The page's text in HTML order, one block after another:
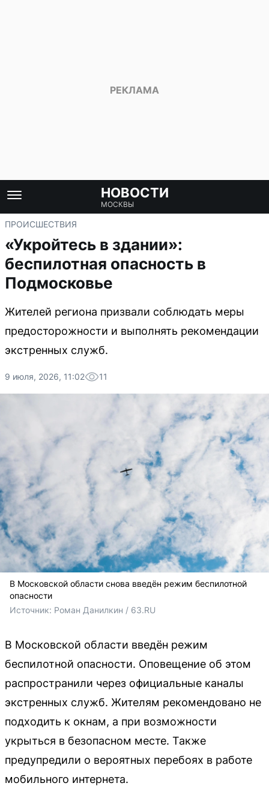
НОВОСТИ
МОСКВЫ
ПРОИСШЕСТВИЯ
«Укройтесь в здании»:
беспилотная опасность в
Подмосковье
Жителей региона призвали соблюдать меры
предосторожности и выполнять рекомендации
экстренных служб.
9 июля, 2026, 11:02 11
В Московской области снова введён режим беспилотной
опасности
Источник: Роман Данилкин / 63.RU
В Московской области введён режим
беспилотной опасности. Оповещение об этом
распространили через официальные каналы
экстренных служб. Жителям рекомендовано не
подходить к окнам, а при возможности
укрыться в безопасном месте. Также
предупредили о вероятных перебоях в работе
мобильного интернета.